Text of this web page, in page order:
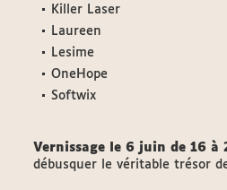
Killer Laser
Laureen
Lesime
OneHope
Softwix
Vernissage le 6 juin de 16 à
débusquer le véritable trésor